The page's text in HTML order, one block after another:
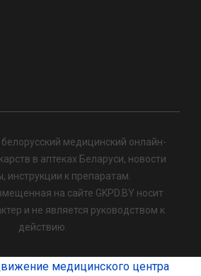
белорусский медицинский онлайн-
в аптеках Беларуси, новости
инструкции к препаратам.
на сайте GKPD.BY носит
и не является руководством к
действию.
медицинского центра